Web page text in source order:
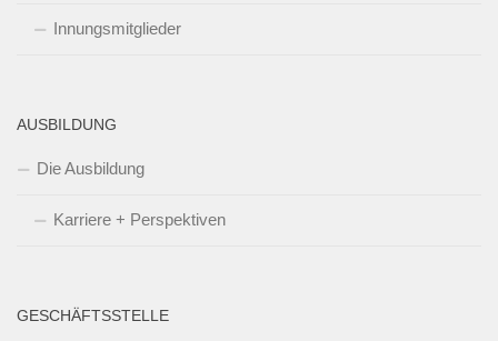
Innungsmitglieder
AUSBILDUNG
Die Ausbildung
Karriere + Perspektiven
GESCHÄFTSSTELLE